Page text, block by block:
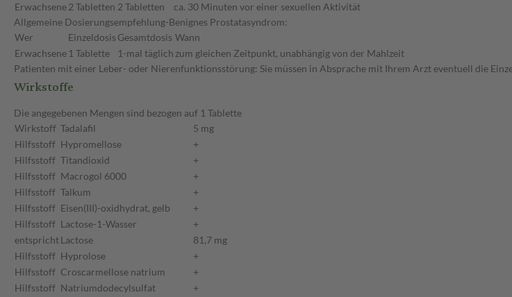
Erwachsene2 Tabletten 2 Tabletten
ca. 30 Minuten vor einer sexuellen Aktivität
Allgemeine Dosierungsempfehlung-Benignes Prostatasyndrom:
Wer
Einzeldosis Gesamtdosis Wann
Erwachsene 1 Tablette 1-mal täglich zum gleichen Zeitpunkt, unabhängig von der Mahlzeit
Patienten mit einer Leber- oder Nierenfunktionsstörung: Sie müssen in Absprache mit Ihrem Arzt eventuell die
Wirkstoffe
Die angegebenen Mengen sind bezogen auf 1 Tablette
Wirkstoff Tadalafil
5 mg
Hilfsstoff Hypromellose
+
Hilfsstoff Titandioxid
+
Hilfsstoff Macrogol 6000
+
Hilfsstoff Talkum
+
Hilfsstoff Eisen(III)-oxidhydrat, gelb
+
Hilfsstoff Lactose-1-Wasser
+
entsprichtLactose
81,7 mg
Hilfsstoff Hyprolose
+
Hilfsstoff Croscarmellose natrium
+
Hilfsstoff Natriumdodecylsulfat
+